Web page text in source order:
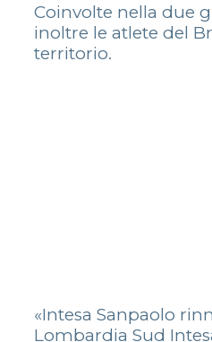
Coinvolte nella due
inoltre le atlete del
territorio.
«Intesa Sanpaolo
Lombardia Sud